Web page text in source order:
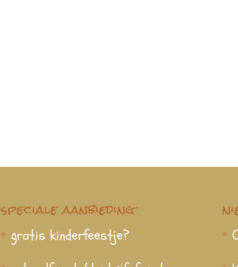
speciale aanbieding
gratis kinderfeestje?